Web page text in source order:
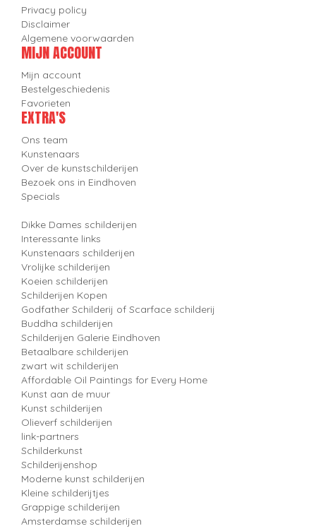
Privacy policy
Disclaimer
Algemene voorwaarden
MIJN ACCOUNT
Mijn account
Bestelgeschiedenis
Favorieten
EXTRA'S
Ons team
Kunstenaars
Over de kunstschilderijen
Bezoek ons in Eindhoven
Specials
Dikke Dames schilderijen
Interessante links
Kunstenaars schilderijen
Vrolijke schilderijen
Koeien schilderijen
Schilderijen Kopen
Godfather Schilderij of Scarface schilderij
Buddha schilderijen
Schilderijen Galerie Eindhoven
Betaalbare schilderijen
zwart wit schilderijen
Affordable Oil Paintings for Every Home
Kunst aan de muur
Kunst schilderijen
Olieverf schilderijen
link-partners
Schilderkunst
Schilderijenshop
Moderne kunst schilderijen
Kleine schilderijtjes
Grappige schilderijen
Amsterdamse schilderijen